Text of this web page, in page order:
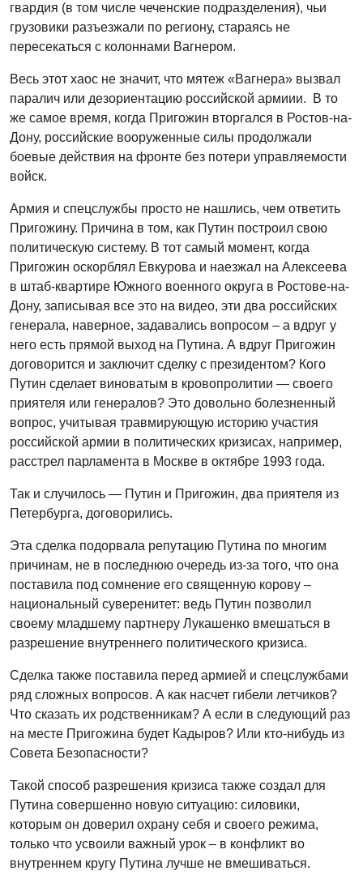
гвардия (в том числе чеченские подразделения), чьи
грузовики разъезжали по региону, стараясь не
пересекаться с колоннами Вагнером.
Весь этот хаос не значит, что мятеж «Вагнера» вызвал
паралич или дезориентацию российской армиии. В то
же самое время, когда Пригожин вторгался в Ростов-на-
Дону, российские вооруженные силы продолжали
боевые действия на фронте без потери управляемости
войск.
Армия и спецслужбы просто не нашлись, чем ответить
Пригожину. Причина в том, как Путин построил свою
политическую систему. В тот самый момент, когда
Пригожин оскорблял Евкурова и наезжал на Алексеева
в штаб-квартире Южного военного округа в Ростове-на-
Дону, записывая все это на видео, эти два российских
генерала, наверное, задавались вопросом – а вдруг у
него есть прямой выход на Путина. А вдруг Пригожин
договорится и заключит сделку с президентом? Кого
Путин сделает виноватым в кровопролитии — своего
приятеля или генералов? Это довольно болезненный
вопрос, учитывая травмирующую историю участия
российской армии в политических кризисах, например,
расстрел парламента в Москве в октябре 1993 года.
Так и случилось — Путин и Пригожин, два приятеля из
Петербурга, договорились.
Эта сделка подорвала репутацию Путина по многим
причинам, не в последнюю очередь из-за того, что она
поставила под сомнение его священную корову –
национальный суверенитет: ведь Путин позволил
своему младшему партнеру Лукашенко вмешаться в
разрешение внутреннего политического кризиса.
Сделка также поставила перед армией и спецслужбами
ряд сложных вопросов. А как насчет гибели летчиков?
Что сказать их родственникам? А если в следующий раз
на месте Пригожина будет Кадыров? Или кто-нибудь из
Совета Безопасности?
Такой способ разрешения кризиса также создал для
Путина совершенно новую ситуацию: силовики,
которым он доверил охрану себя и своего режима,
только что усвоили важный урок – в конфликт во
внутреннем кругу Путина лучше не вмешиваться.